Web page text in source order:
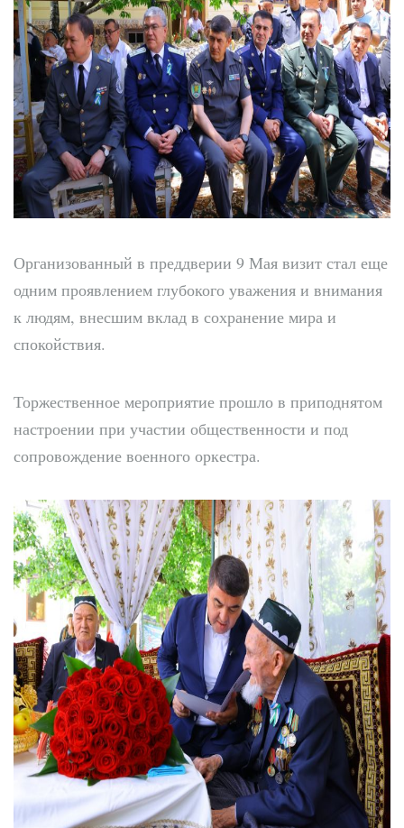
Организованный в преддверии 9 Мая визит стал еще
одним проявлением глубокого уважения и внимания
к людям, внесшим вклад в сохранение мира и
спокойствия.
Торжественное мероприятие прошло в приподнятом
настроении при участии общественности и под
сопровождение военного оркестра.